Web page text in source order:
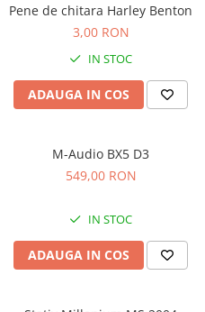
Mixere audio
Monitorizare In-Ear
Pickup-uri, platane & accesorii
Playere si Recordere
Procesoare si efecte
Stabilizatoare de tensiune UPS si
Power Conditioner
Microfoane
Accesorii de microfoane
Pene de chitara Harley Benton
3,00 RON
IN STOC
ADAUGA IN COS
M-Audio BX5 D3
549,00 RON
IN STOC
ADAUGA IN COS